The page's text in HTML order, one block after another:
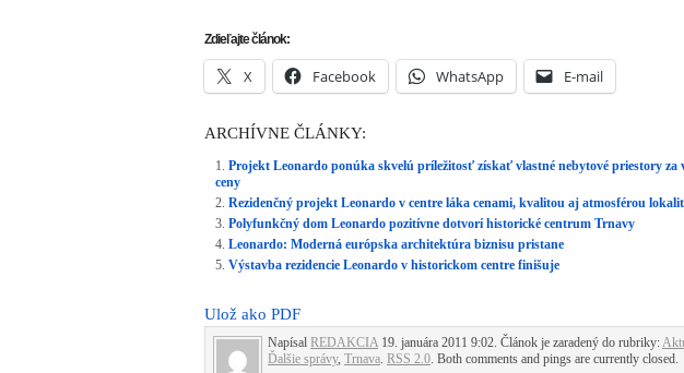
Zdieľajte článok:
X Facebook WhatsApp E-mail
ARCHÍVNE ČLÁNKY:
Projekt Leonardo ponúka skvelú príležitosť získať vlastné nebytové priestory za
ceny
Rezidenčný projekt Leonardo v centre láka cenami, kvalitou aj atmosférou
Polyfunkčný dom Leonardo pozitívne dotvorí historické centrum Trnavy
Leonardo: Moderná európska architektúra biznisu pristane
Výstavba rezidencie Leonardo v historickom centre finišuje
Ulož ako PDF
Napísal REDAKCIA 19. januára 2011 9:02. Článok je zaradený do rubriky:
Ďalšie správy, Trnava. RSS 2.0. Both comments and pings are currently closed.